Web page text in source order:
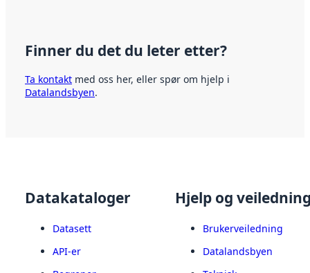
Finner du det du leter etter?
Ta kontakt med oss her, eller spør om hjelp i
Datalandsbyen.
Datakataloger
Datasett
API-er
Hjelp og
Brukerveiledning
Datalandsbyen